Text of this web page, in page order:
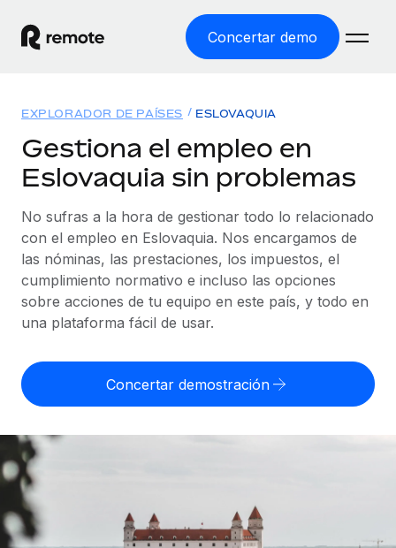
Concertar demo
EMPLEO GLOBAL
Nómina global
Gestiona las nóminas de forma sencilla y conforme a la
legalidad.
Employer of Record
Expándete en todo el mundo sin gastar en entidades.
cumpliendo la normativa.
Externaliza tareas laborales complejas.
Soluciones
COBERTURA MUNDIAL
Explorador de países
Consulta el soporte del empleo global según el país.
Explorador estatal de EE. UU.
Simplifica la contratación en todos los estados de EE.
Comparador de Remote
Compáranos con otras empresas.
ETAPAS DE CRECIMIENTO
Soluciones ágiles de RR. HH. globales y nóminas para
empresas en crecimiento.
Recursos
HERRAMIENTAS Y CALCULADORAS
Calculadora del riesgo de clasificación errónea
Consulta el riesgo de clasificación errónea por país.
cualquier país.
APRENDIZAJE CON REMOTE
Precios
English
Nederlands
Français
Deutsch
EXPLORADOR DE PAÍSES ESLOVAQUIA
Gestiona el empleo en
Eslovaquia sin problemas
No sufras a la hora de gestionar todo lo relacionado
con el empleo en Eslovaquia. Nos encargamos de
las nóminas, las prestaciones, los impuestos, el
cumplimiento normativo e incluso las opciones
sobre acciones de tu equipo en este país, y todo en
una plataforma fácil de usar.
Concertar demostración